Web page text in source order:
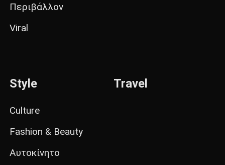
Περιβάλλον
Viral
Style
Culture
Fashion & Beauty
Αυτοκίνητο
Travel